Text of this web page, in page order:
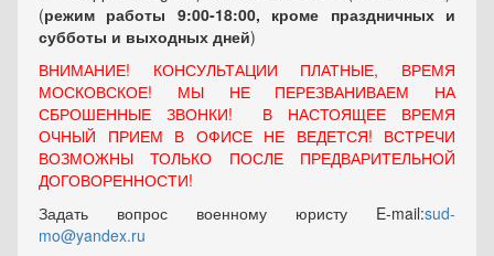
(режим работы 9:00-18:00, кроме праздничных и
субботы и выходных дней)
ВНИМАНИЕ! КОНСУЛЬТАЦИИ ПЛАТНЫЕ, ВРЕМЯ
МОСКОВСКОЕ! МЫ НЕ ПЕРЕЗВАНИВАЕМ НА
СБРОШЕННЫЕ ЗВОНКИ! В НАСТОЯЩЕЕ ВРЕМЯ
ОЧНЫЙ ПРИЕМ В ОФИСЕ НЕ ВЕДЕТСЯ! ВСТРЕЧИ
ВОЗМОЖНЫ ТОЛЬКО ПОСЛЕ ПРЕДВАРИТЕЛЬНОЙ
ДОГОВОРЕННОСТИ!
Задать вопрос военному юристу E-mail:sud-
mo@yandex.ru